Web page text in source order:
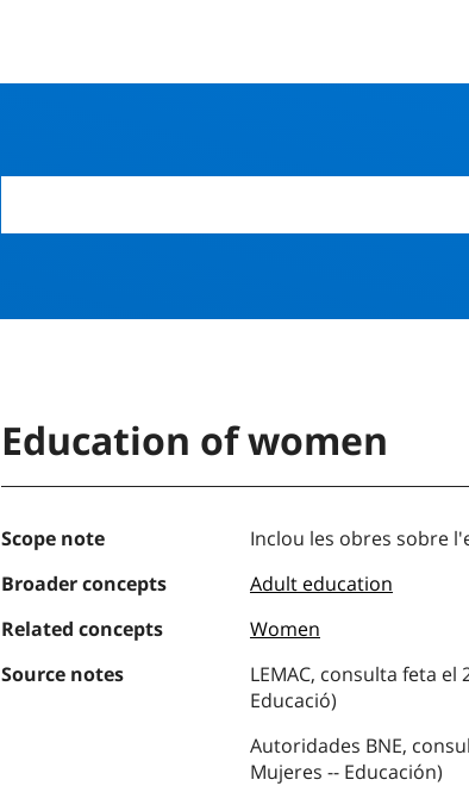
Education of women
Scope note
Inclou les obres sobre
Broader concepts
Adult education
Related concepts
Women
Source notes
LEMAC, consulta feta
Educació)
Autoridades BNE,
Mujeres -- Educación)